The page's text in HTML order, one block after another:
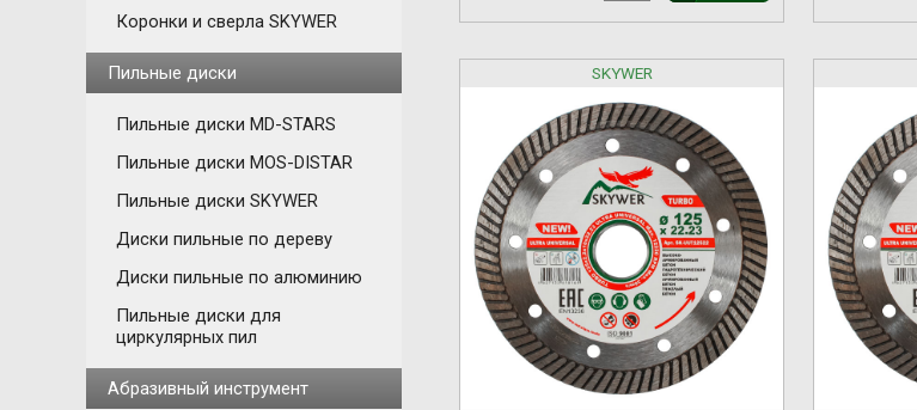
Коронки и сверла SKYWER
Пильные диски
Пильные диски MD-STARS
Пильные диски MOS-DISTAR
Пильные диски SKYWER
Диски пильные по дереву
Диски пильные по алюминию
Пильные диски для
циркулярных пил
Абразивный инструмент
SKYWER